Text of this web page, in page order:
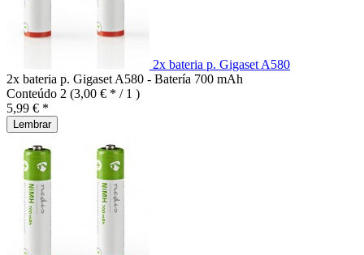
2x bateria p. Gigaset A580
2x bateria p. Gigaset A580 - Batería 700 mAh
Conteúdo 2 (3,00 € * / 1 )
5,99 € *
Lembrar